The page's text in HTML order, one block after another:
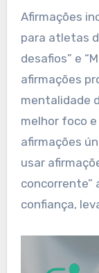
Afirmações
para atletas
desafios” e
afirmações
mentalidade
melhor foco
afirmações
usar
concorrente”
confiança,